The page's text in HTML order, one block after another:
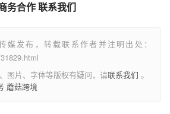
务合作 联系我们
媒发布，转载联系作者并注明出处：
图片、字体等版权有疑问，请联系我们 。
蘑菇跨境